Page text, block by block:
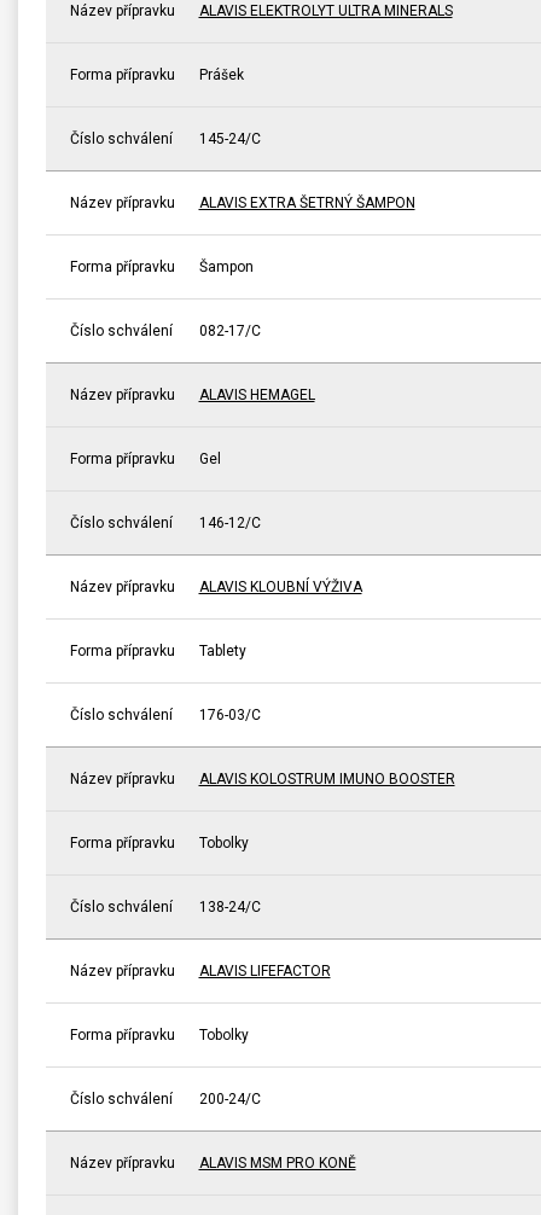
Název přípravku ALAVIS ELEKTROLYT ULTRA MINERALS
Forma přípravku Prášek
Číslo schválení 145-24/C
Název přípravku ALAVIS EXTRA ŠETRNÝ ŠAMPON
Forma přípravku Šampon
Číslo schválení 082-17/C
Název přípravku ALAVIS HEMAGEL
Forma přípravku Gel
Číslo schválení 146-12/C
Název přípravku ALAVIS KLOUBNÍ VÝŽIVA
Forma přípravku Tablety
Číslo schválení 176-03/C
Název přípravku ALAVIS KOLOSTRUM IMUNO BOOSTER
Forma přípravku Tobolky
Číslo schválení 138-24/C
Název přípravku ALAVIS LIFEFACTOR
Forma přípravku Tobolky
Číslo schválení 200-24/C
Název přípravku ALAVIS MSM PRO KONĚ